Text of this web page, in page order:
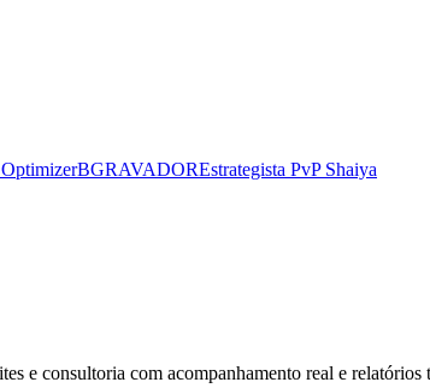
BGRAVADOREstrategista PvP Shaiya
e consultoria com acompanhamento real e relatórios